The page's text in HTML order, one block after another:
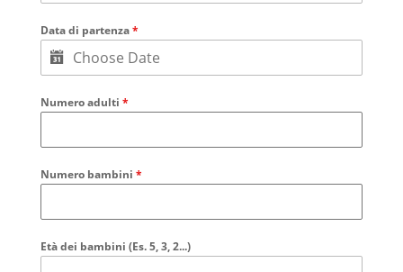
Data di partenza*
Numero adulti *
Numero bambini *
Età dei bambini (Es. 5, 3, 2...)